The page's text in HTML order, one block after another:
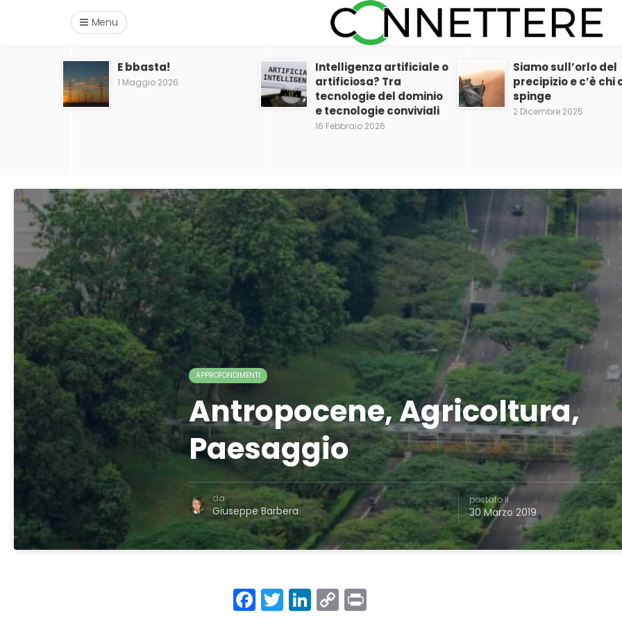
Menu
E bbasta!
1 Maggio 2026
Intelligenza artificiale o
artificiosa? Tra
tecnologie del dominio
e tecnologie conviviali
16 Febbraio 2026
Siamo sull’orlo del
precipizio e c’è chi
spinge
2 Dicembre 2025
APPROFONDIMENTI
Antropocene, Agricoltura,
Paesaggio
da
Giuseppe Barbera
postato il
30 Marzo 2019
Facebook
TwitterLinkedIn
Copy